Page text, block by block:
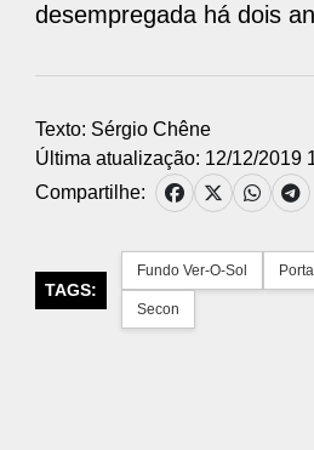
desempregada há dois
Texto: Sérgio Chêne
Última atualização: 12/12/2019
Compartilhe:
TAGS:
Fundo Ver-O-Sol
Secon